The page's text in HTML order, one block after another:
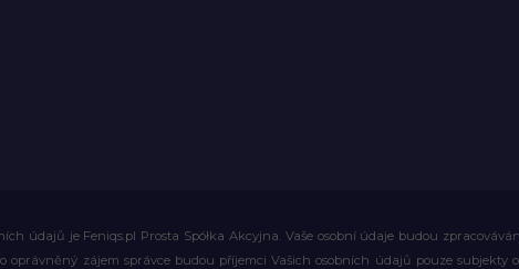
údajů je Feniqs.pl Prosta Spółka Akcyjna. Vaše osobní údaje budou
zájem správce budou příjemci Vašich osobních údajů pouze